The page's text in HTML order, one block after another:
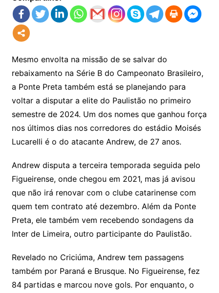
Mesmo envolta na missão de se salvar do
rebaixamento na Série B do Campeonato Brasileiro,
a Ponte Preta também está se planejando para
voltar a disputar a elite do Paulistão no primeiro
semestre de 2024. Um dos nomes que ganhou força
nos últimos dias nos corredores do estádio Moisés
Lucarelli é o do atacante Andrew, de 27 anos.
Andrew disputa a terceira temporada seguida pelo
Figueirense, onde chegou em 2021, mas já avisou
que não irá renovar com o clube catarinense com
quem tem contrato até dezembro. Além da Ponte
Preta, ele também vem recebendo sondagens da
Inter de Limeira, outro participante do Paulistão.
Revelado no Criciúma, Andrew tem passagens
também por Paraná e Brusque. No Figueirense, fez
84 partidas e marcou nove gols. Por enquanto, o